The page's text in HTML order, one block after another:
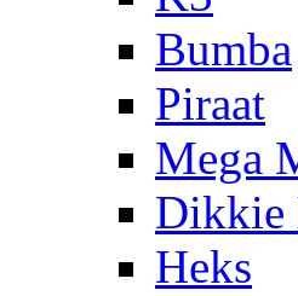
Bumba
Piraat
Mega
Dikkie
Heks